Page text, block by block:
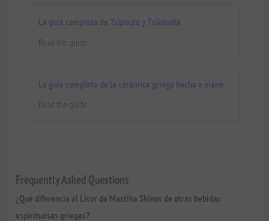
La guía completa de Tsipouro y Tsikoudia
Read the guide
La guía completa de la cerámica griega hecha a mano
Read the guide
Frequently Asked Questions
¿Qué diferencia al Licor de Mastiha Skinos de otras bebidas
espirituosas griegas?